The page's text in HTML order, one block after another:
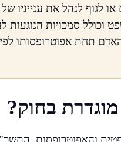
לגוף לנהל את ענייניו
סמכויות הנוגעות
תחת אפוטרופסותו
בחוק?